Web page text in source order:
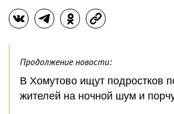
Продолжение новости:
В Хомутово ищут подростков
жителей на ночной шум и